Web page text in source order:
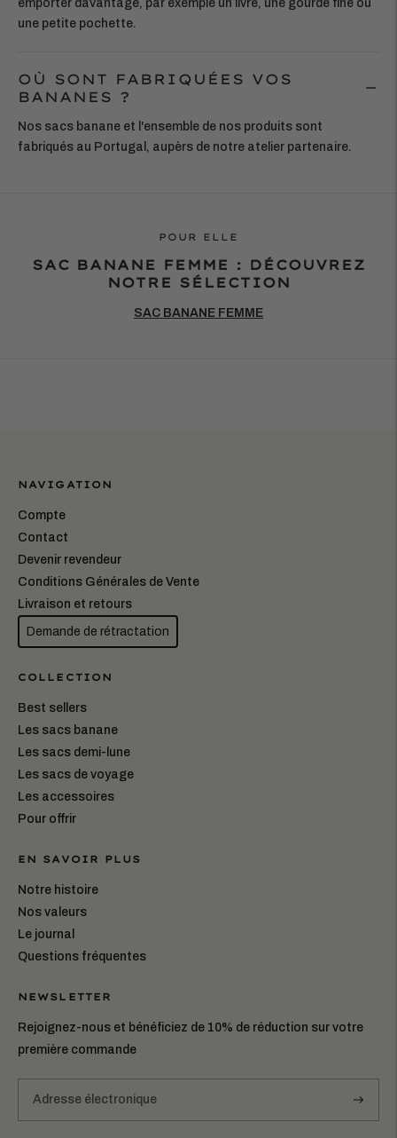
emporter davantage, par exemple un livre, une gourde fine ou
une petite pochette.
OÙ SONT FABRIQUÉES VOS
BANANES ?
Nos sacs banane et l'ensemble de nos produits sont
fabriqués au Portugal, aupèrs de notre atelier partenaire.
POUR ELLE
SAC BANANE FEMME : DÉCOUVREZ
NOTRE SÉLECTION
SAC BANANE FEMME
NAVIGATION
Compte
Contact
Devenir revendeur
Conditions Générales de Vente
Livraison et retours
Demande de rétractation
COLLECTION
Best sellers
Les sacs banane
Les sacs demi-lune
Les sacs de voyage
Les accessoires
Pour offrir
EN SAVOIR PLUS
Notre histoire
Nos valeurs
Le journal
Questions fréquentes
NEWSLETTER
Rejoignez-nous et bénéficiez de 10% de réduction sur votre
première commande